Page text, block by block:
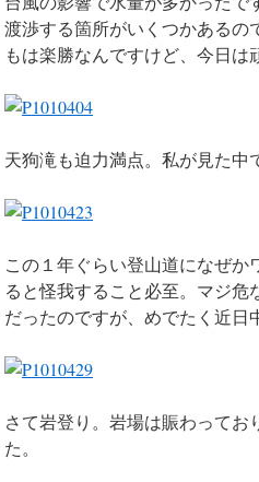
ッ
渡渉する箇所がいくつかあるの
もは楽勝なんですけど、今日は
天狗滝も迫力満点。私が見た中
この１年ぐらい登山道になぜ
ると怪我すること必至。マジ
だったのですが、めでたく近日
さて岩登り。岩場は賑わって
た。